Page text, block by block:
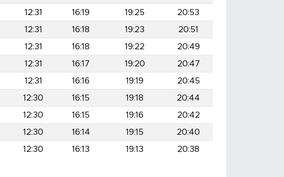
12:31 16:19 19:25
20:53
12:31 16:18 19:23
20:51
12:31 16:18 19:22
20:49
12:31 16:17 19:20
20:47
12:31 16:16 19:19
20:45
12:30 16:15 19:18
20:44
12:30 16:15 19:16
20:42
12:30 16:14 19:15
20:40
12:30 16:13 19:13 20:38